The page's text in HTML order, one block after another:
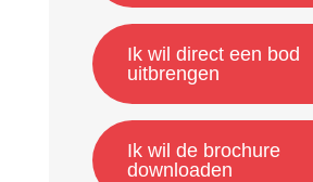
Ik wil direct een bod
uitbrengen
Ik wil de brochure
downloaden